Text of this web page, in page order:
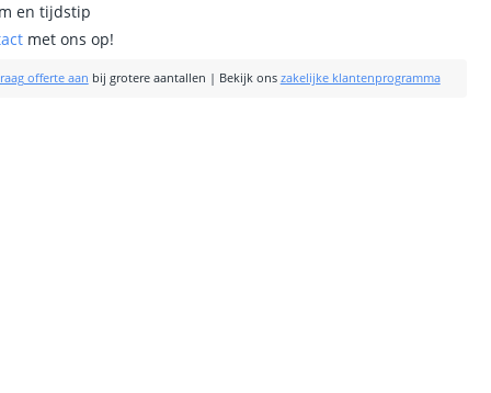
en tijdstip
met ons op!
offerte aan bij grotere aantallen | Bekijk ons zakelijke klantenprogramma